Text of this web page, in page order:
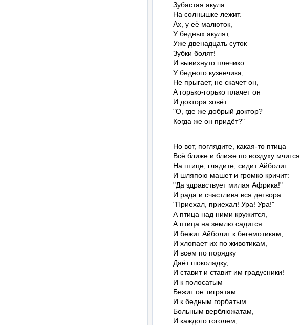
Зубастая акула
На солнышке лежит.
Ах, у её малюток,
У бедных акулят,
Уже двенадцать суток
Зубки болят!
И вывихнуто плечико
У бедного кузнечика;
Не прыгает, не скачет он,
А горько-горько плачет он
И доктора зовёт:
"О, где же добрый доктор?
Когда же он придёт?"
Но вот, поглядите, какая-то птица
Всё ближе и ближе по воздуху мчится.
На птице, глядите, сидит Айболит
И шляпою машет и громко кричит:
"Да здравствует милая Африка!"
И рада и счастлива вся детвора:
"Приехал, приехал! Ура! Ура!"
А птица над ними кружится,
А птица на землю садится.
И бежит Айболит к бегемотикам,
И хлопает их по животикам,
И всем по порядку
Даёт шоколадку,
И ставит и ставит им градусники!
И к полосатым
Бежит он тигрятам.
И к бедным горбатым
Больным верблюжатам,
И каждого гоголем,